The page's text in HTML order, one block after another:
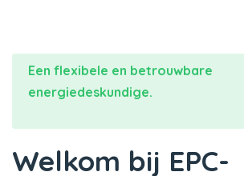
Een flexibele en betrouwbare
energiedeskundige.
Welkom bij EPC-